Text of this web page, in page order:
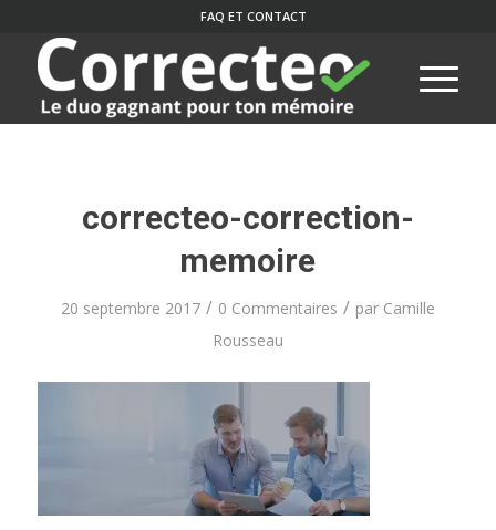
FAQ ET CONTACT
correcteo-correction-
memoire
20 septembre 2017 / 0 Commentaires / par Camille
Rousseau